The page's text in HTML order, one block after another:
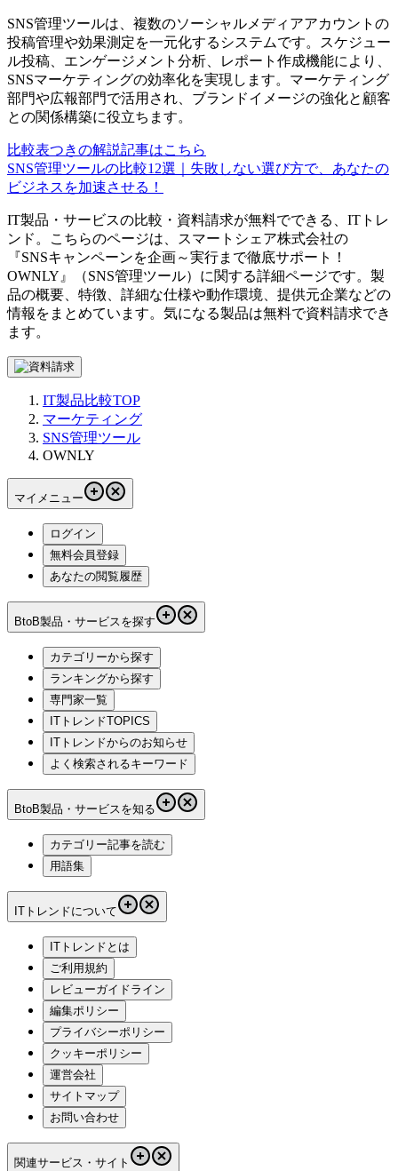
SNS管理ツールは、複数のソーシャルメディアアカウントの
投稿管理や効果測定を一元化するシステムです。スケジュー
ル投稿、エンゲージメント分析、レポート作成機能により、
SNSマーケティングの効率化を実現します。マーケティング
部門や広報部門で活用され、ブランドイメージの強化と顧客
との関係構築に役立ちます。
比較表つきの解説記事はこちら
SNS管理ツールの比較12選｜失敗しない選び方で、あなたの
ビジネスを加速させる！
IT製品・サービスの比較・資料請求が無料でできる、ITトレ
ンド。こちらのページは、
スマートシェア株式会社の
『SNSキャンペーンを企画～実行まで徹底サポート！
OWNLY 』（SNS管理ツール）に関する詳細ページです。製
品の概要、特徴、詳細な仕様や動作環境、提供元企業などの
情報をまとめています。気になる製品は無料で資料請求でき
ます。
IT製品比較TOP
マーケティング
SNS管理ツール
OWNLY
マイメニュー
ログイン
無料会員登録
あなたの閲覧履歴
BtoB製品・サービスを探す
カテゴリーから探す
ランキングから探す
専門家一覧
ITトレンドTOPICS
ITトレンドからのお知らせ
よく検索されるキーワード
BtoB製品・サービスを知る
カテゴリー記事を読む
用語集
ITトレンドについて
ITトレンドとは
ご利用規約
レビューガイドライン
編集ポリシー
プライバシーポリシー
クッキーポリシー
運営会社
サイトマップ
お問い合わせ
関連サービス・サイト